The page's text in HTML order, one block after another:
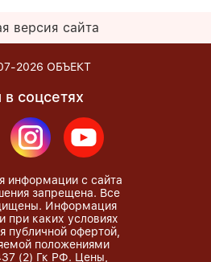
версия сайта
2026 ОБЪЕКТ
соцсетях
информации с сайта
запрещена. Все
Информация
при каких условиях
публичной офертой,
положениями
(2) Гк РФ. Цены,